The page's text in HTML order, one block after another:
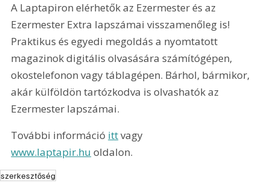
A Laptapiron elérhetők az Ezermester és az
Ezermester Extra lapszámai visszamenőleg is!
Praktikus és egyedi megoldás a nyomtatott
magazinok digitális olvasására számítógépen,
okostelefonon vagy táblagépen. Bárhol, bármikor,
akár külföldön tartózkodva is olvashatók az
Ezermester lapszámai.
További információ itt vagy
www.laptapir.hu oldalon.
szerkesztőség